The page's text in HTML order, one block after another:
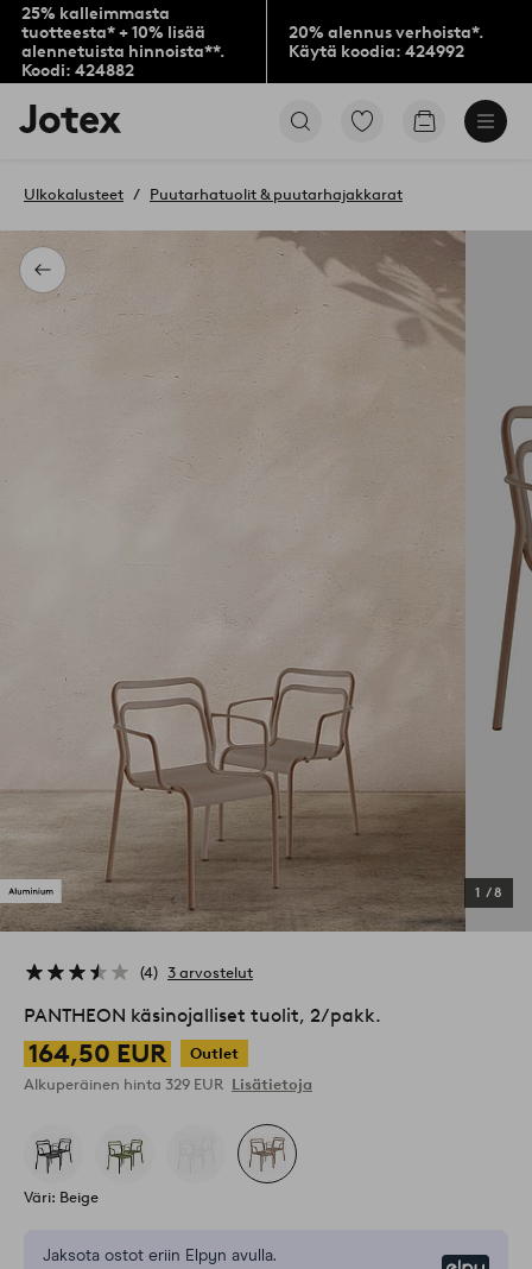
25% kalleimmasta
tuotteesta* + 10% lisää
alennetuista hinnoista**.
Koodi: 424882
20% alennus verhoista*.
Käytä koodia: 424992
Jotex-
logo
aloitussivulle
Siirry
Siirry
Takaisin
Ulkokalusteet Puutarhatuolit & puutarhajakkarat
1 /8
4 3 arvostelut
PANTHEON käsinojalliset tuolit, 2/pakk.
164,50 EUR
Outlet
Alkuperäinen hinta 329 EUR Lisätietoja
Väri: Beige
Jaksota ostot eriin Elpyn avulla.